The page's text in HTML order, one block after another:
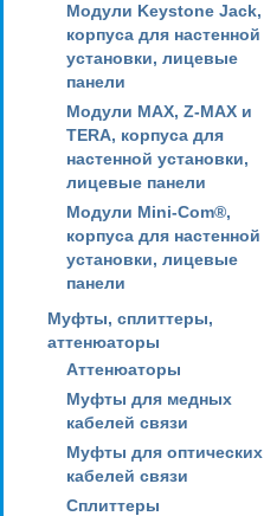
Модули Keystone Jack,
корпуса для настенной
установки, лицевые
панели
Модули MAX, Z-MAX и
TERA, корпуса для
настенной установки,
лицевые панели
Модули Mini-Com®,
корпуса для настенной
установки, лицевые
панели
Муфты, сплиттеры,
аттенюаторы
Аттенюаторы
Муфты для медных
кабелей связи
Муфты для оптических
кабелей связи
Сплиттеры